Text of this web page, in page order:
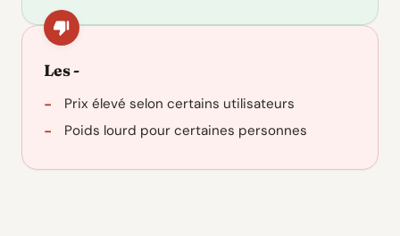
Les -
Prix élevé selon certains utilisateurs
Poids lourd pour certaines personnes